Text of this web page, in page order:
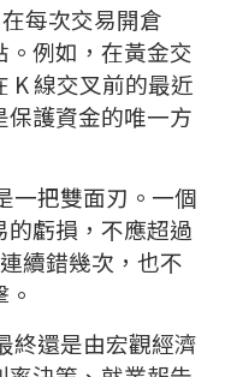
每次交易開倉
例如，在黃金交
K 線交叉前的最近
護資金的唯一方
一把雙面刃。一個
虧損，不應超過
續錯幾次，也不
終還是由宏觀經濟